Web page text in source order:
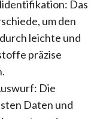
Das
um den
leichte und
präzise
Die
Daten und